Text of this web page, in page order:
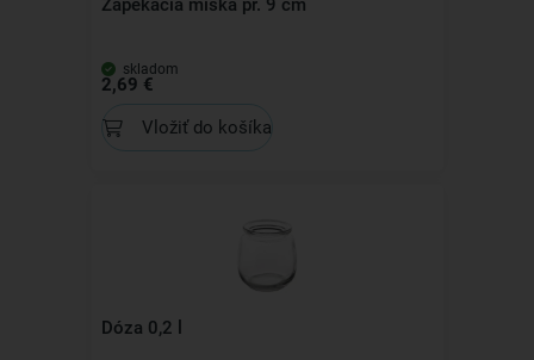
Zapekacia miska pr. 9 cm
skladom
2,69 €
Vložiť do košíka
Dóza 0,2 l